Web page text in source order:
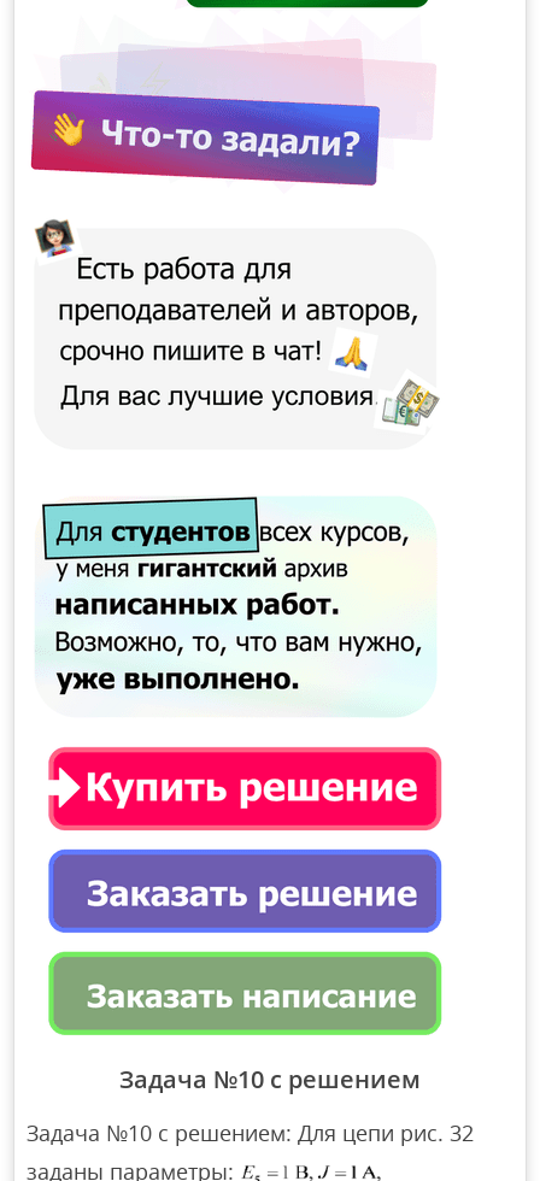
Задача №10 с решением
Задача №10 с решением: Для цепи рис. 32
заданы параметры: